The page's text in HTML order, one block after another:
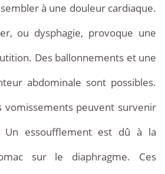
à une douleur cardiaque.
ou dysphagie, provoque une
Des ballonnements et une
abdominale sont possibles.
vomissements peuvent survenir
Un essoufflement est dû à la
sur le diaphragme. Ces